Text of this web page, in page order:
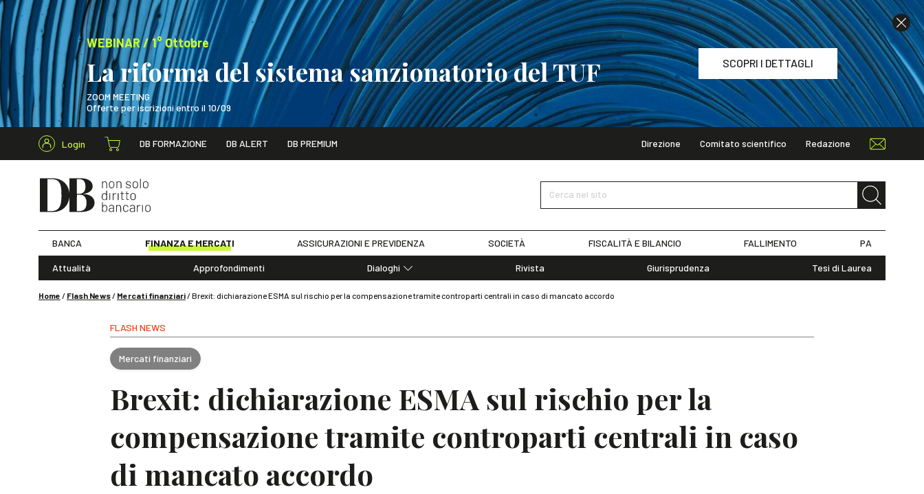
WEBINAR / 1° Ottobre
La riforma del sistema sanzionatorio del TUF
ZOOM MEETING
Offerte per iscrizioni entro il 10/09
SCOPRI I DETTAGLI
WEBINAR / 1° Ottobre
Login DB FORMAZIONE DB ALERT DB PREMIUM Direzione Comitato scientifico Redazione
Cerca nel sito
BANCA FINANZA E MERCATI ASSICURAZIONI E PREVIDENZA SOCIETÀ FISCALITÀ E BILANCIO FALLIMENTO PA
Attualità Approfondimenti
Dialoghi
Rivista Giurisprudenza Tesi di Laurea
Home / Flash News/ Mercati finanziari/Brexit: dichiarazione ESMA sul rischio per la compensazione tramite controparti centrali in caso di mancato accordo
FLASH NEWS
Mercati finanziari
Brexit: dichiarazione ESMA sul rischio per la
compensazione tramite controparti centrali in caso
di mancato accordo